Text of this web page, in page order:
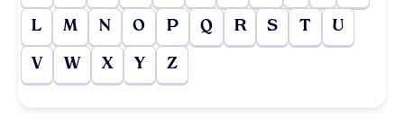
L M N O P Q R S T U
V W X Y Z